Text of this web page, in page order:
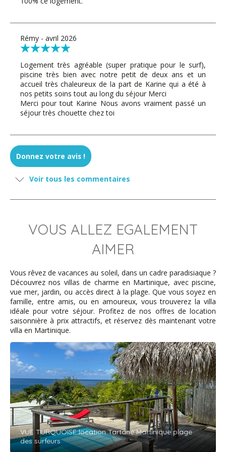
Rémy - avril 2026
Logement très agréable (super pratique pour le surf),
piscine très bien avec notre petit de deux ans et un
accueil très chaleureux de la part de Karine qui a été à
nos petits soins tout au long du séjour Merci
Merci pour tout Karine Nous avons vraiment passé un
séjour très chouette chez toi
SIMONE - mars 2026
Karine hat uns persönlich und sehr freundlich
Strand und kann von dort durch den Wald wandern und
die Natur der Halbinsel erkunden. Ein Mietwagen ist -wie
fast überall auf Martinique- unbedingt erforderlich.
Karine nous a accueillis personnellement et très
avec la cuisine, était très spacieux et offrait une vue
magnifique sur la mer. Exactement comme nous l'avions
souhaité ! Le quartier est calme ; en quelques minutes,
on est à la plage, d'où l'on peut se promener dans la
forêt et découvrir la nature de la presqu'île. Une voiture
de location est indispensable, comme presque partout
en Martinique.
Amélie - mars 2026
Logement en pleine nature très confortable. La vue est
magnifique. Tout s’est très bien passé. Merci à Karine
pour sa disponibilité et ses indications. Nous vous
recommandons ce logement sans hésiter.
Donnez votre avis !
Voir tous les commentaires
VOUS ALLEZ EGALEMENT
AIMER
Vous rêvez de vacances au soleil, dans un cadre paradisiaque ?
Découvrez nos villas de charme en Martinique, avec piscine,
vue mer, jardin, ou accès direct à la plage. Que vous soyez en
famille, entre amis, ou en amoureux, vous trouverez la villa
idéale pour votre séjour. Profitez de nos offres de location
saisonnière à prix attractifs, et réservez dès maintenant votre
villa en Martinique.
VUE TURQUOISE location Tartane Martinique plage
des surfeurs